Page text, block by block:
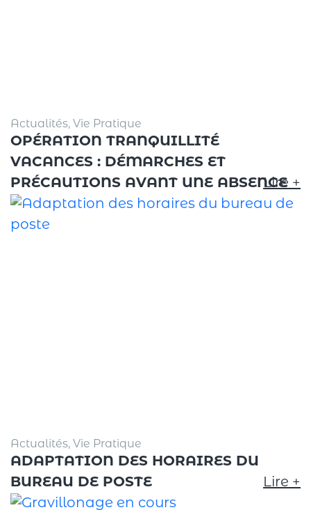
Actualités, Vie Pratique
OPÉRATION TRANQUILLITÉ
VACANCES : DÉMARCHES ET
PRÉCAUTIONS AVANT UNE ABSENCE
Lire +
Actualités, Vie Pratique
ADAPTATION DES HORAIRES DU
BUREAU DE POSTE
Lire +